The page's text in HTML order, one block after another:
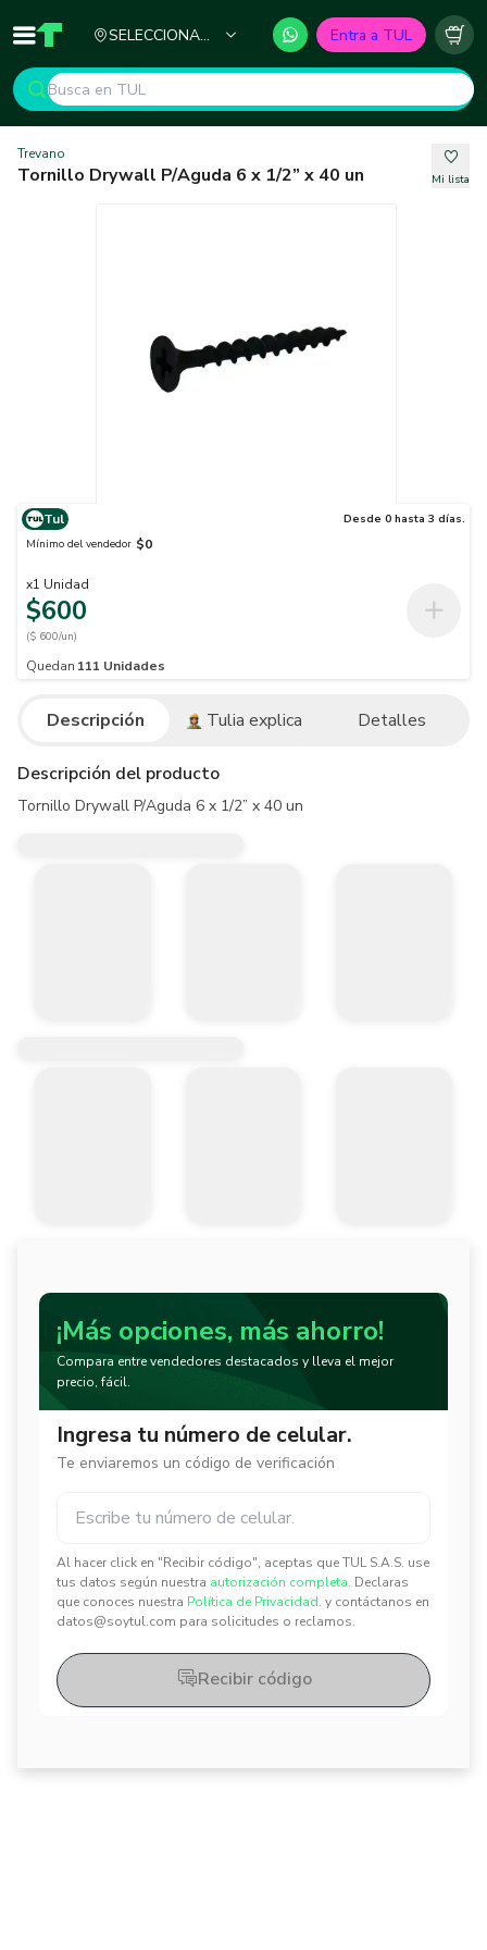
Inicio TUL - Tu Marketplace de Construcción
SELECCIONA
Entra a TUL
Trevano
Tornillo Drywall P/Aguda 6 x 1/2” x 40 un Mi lista
Tul
Desde 0 hasta 3 días.
Mínimo del vendedor $0
x1 Unidad
$600
($ 600/un)
Quedan 111 Unidades
Descripción Tulia explica Detalles
Descripción del producto
Tornillo Drywall P/Aguda 6 x 1/2” x 40 un
¡Más opciones, más ahorro!
Compara entre vendedores destacados y lleva el mejor
precio, fácil.
Ingresa tu número de celular.
Te enviaremos un código de verificación
Al hacer click en "Recibir código", aceptas que TUL S.A.S. use
tus datos según nuestra autorización completa. Declaras
que conoces nuestra Política de Privacidad. y contáctanos en
datos@soytul.com para solicitudes o reclamos.
✕
✕
Recibir código